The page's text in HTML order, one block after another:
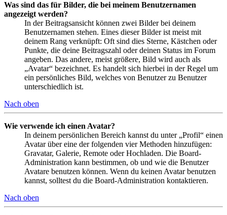
Was sind das für Bilder, die bei meinem Benutzernamen
angezeigt werden?
In der Beitragsansicht können zwei Bilder bei deinem
Benutzernamen stehen. Eines dieser Bilder ist meist mit
deinem Rang verknüpft: Oft sind dies Sterne, Kästchen oder
Punkte, die deine Beitragszahl oder deinen Status im Forum
angeben. Das andere, meist größere, Bild wird auch als
„Avatar“ bezeichnet. Es handelt sich hierbei in der Regel um
ein persönliches Bild, welches von Benutzer zu Benutzer
unterschiedlich ist.
Nach oben
Wie verwende ich einen Avatar?
In deinem persönlichen Bereich kannst du unter „Profil“ einen
Avatar über eine der folgenden vier Methoden hinzufügen:
Gravatar, Galerie, Remote oder Hochladen. Die Board-
Administration kann bestimmen, ob und wie die Benutzer
Avatare benutzen können. Wenn du keinen Avatar benutzen
kannst, solltest du die Board-Administration kontaktieren.
Nach oben